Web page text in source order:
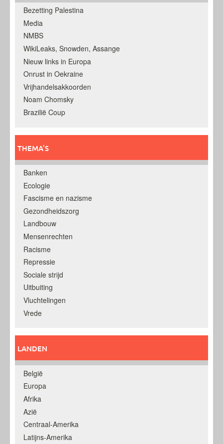
Bezetting Palestina
Media
NMBS
WikiLeaks, Snowden, Assange
Nieuw links in Europa
Onrust in Oekraine
Vrijhandelsakkoorden
Noam Chomsky
Brazilië Coup
THEMA’S
Banken
Ecologie
Fascisme en nazisme
Gezondheidszorg
Landbouw
Mensenrechten
Racisme
Repressie
Sociale strijd
Uitbuiting
Vluchtelingen
Vrede
LANDEN
België
Europa
Afrika
Azië
Centraal-Amerika
Latijns-Amerika